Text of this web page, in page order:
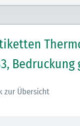
Bedruckung
zur Übersicht